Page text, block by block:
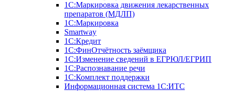
1С:Маркировка движения лекарственных
препаратов (МДЛП)
1С:Маркировка
Smartway
1С:Кредит
1С:ФинОтчётность заёмщика
1С:Изменение сведений в ЕГРЮЛ/ЕГРИП
1С:Распознавание речи
1С:Комплект поддержки
Информационная система 1С:ИТС